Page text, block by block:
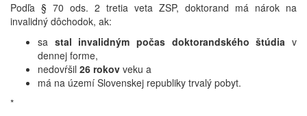
Podľa § 70 ods. 2 tretia veta ZSP, doktorand má nárok na
invalidný dôchodok, ak:
sa stal invalidným počas doktorandského štúdia v
dennej forme,
nedovŕšil 26 rokov veku a
má na území Slovenskej republiky trvalý pobyt.
*